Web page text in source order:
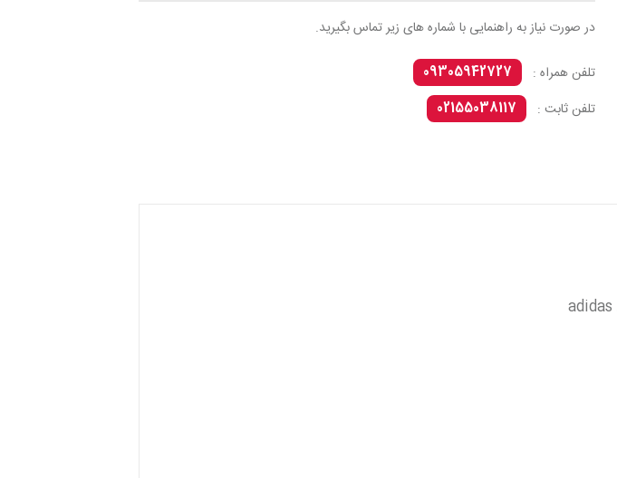
در صورت نیاز به راهنمایی با شماره های زیر تماس بگیرید.
تلفن همراه :
09305942727
تلفن ثابت :
02155038117